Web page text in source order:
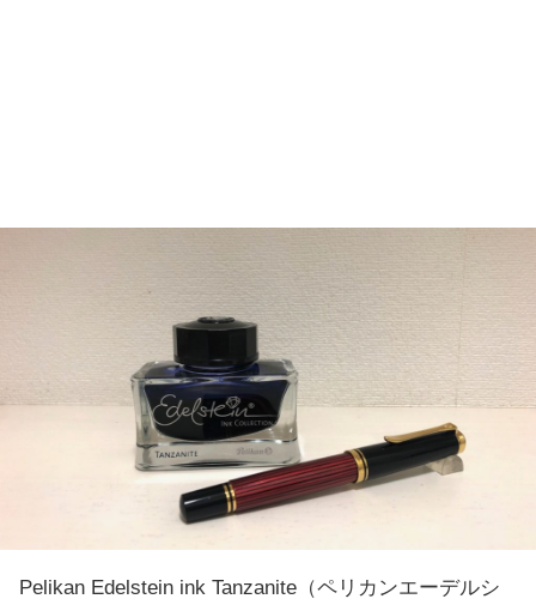
Pelikan Edelstein ink Tanzanite（ペリカンエーデルシ